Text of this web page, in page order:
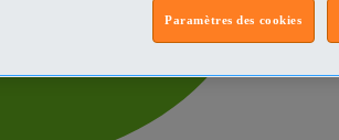
Paramètres des cookies